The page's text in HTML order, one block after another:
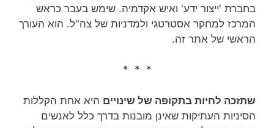
בחברת 'ייצור ידע' ואיש אקדמיה. שימש בעבר כראש
המרכז למחקר אסטרטגי ולמדניות של צה"ל. הוא העורך
הראשי של אתר זה.
* * *
שתזכה לחיות בתקופה של שינויים היא אחת הקללות
הסיניות העתיקות שאינן מובנות בדרך כלל לאנשים